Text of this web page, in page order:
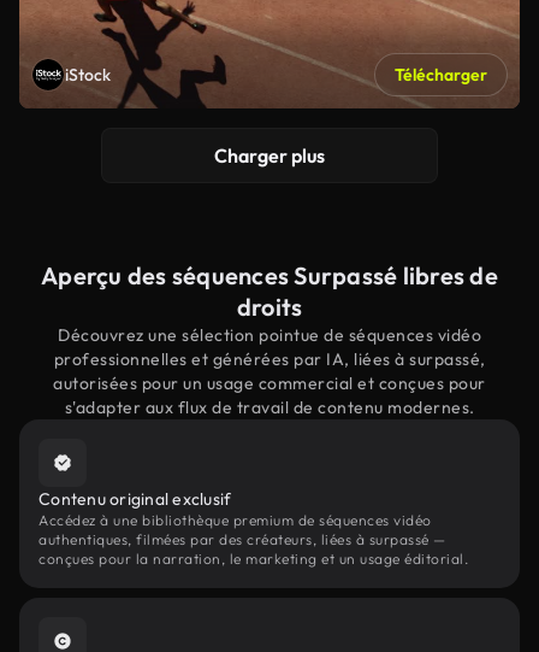
iStock Télécharger
Charger plus
Aperçu des séquences Surpassé libres de
droits
Découvrez une sélection pointue de séquences vidéo
professionnelles et générées par IA, liées à surpassé,
autorisées pour un usage commercial et conçues pour
s'adapter aux flux de travail de contenu modernes.
Contenu original exclusif
Accédez à une bibliothèque premium de séquences vidéo
authentiques, filmées par des créateurs, liées à surpassé —
conçues pour la narration, le marketing et un usage éditorial.